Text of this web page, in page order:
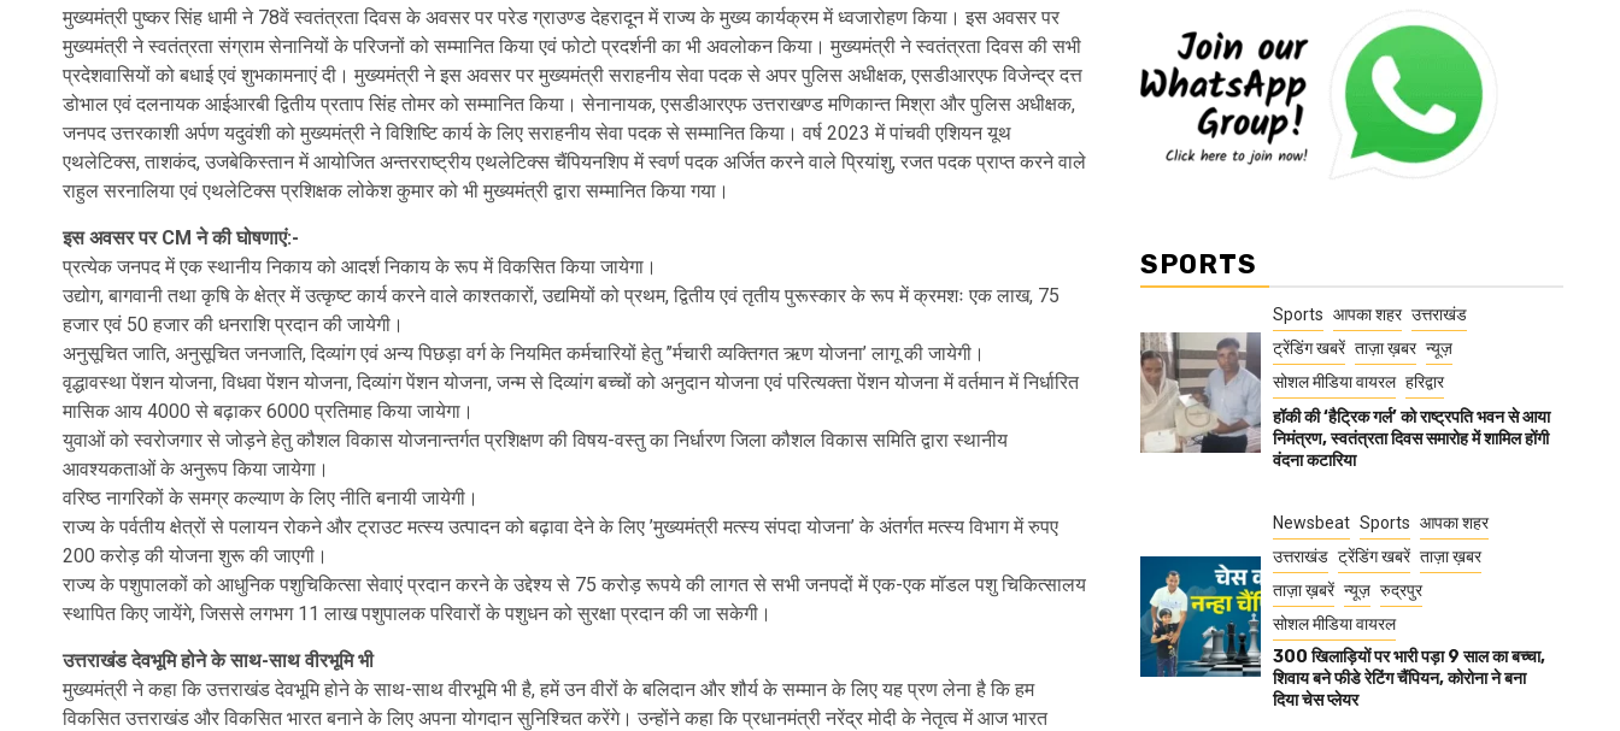
मुख्यमंत्री पुष्कर सिंह धामी ने 78वें स्वतंत्रता दिवस के अवसर पर परेड ग्राउण्ड देहरादून में राज्य के मुख्य कार्यक्रम में ध्वजारोहण किया। इस अवसर पर
मुख्यमंत्री ने स्वतंत्रता संग्राम सेनानियों के परिजनों को सम्मानित किया एवं फोटो प्रदर्शनी का भी अवलोकन किया। मुख्यमंत्री ने स्वतंत्रता दिवस की सभी
प्रदेशवासियों को बधाई एवं शुभकामनाएं दी। मुख्यमंत्री ने इस अवसर पर मुख्यमंत्री सराहनीय सेवा पदक से अपर पुलिस अधीक्षक, एसडीआरएफ विजेन्द्र दत्त
डोभाल एवं दलनायक आईआरबी द्वितीय प्रताप सिंह तोमर को सम्मानित किया। सेनानायक, एसडीआरएफ उत्तराखण्ड मणिकान्त मिश्रा और पुलिस अधीक्षक,
जनपद उत्तरकाशी अर्पण यदुवंशी को मुख्यमंत्री ने विशिष्टि कार्य के लिए सराहनीय सेवा पदक से सम्मानित किया। वर्ष 2023 में पांचवी एशियन यूथ
एथलेटिक्स, ताशकंद, उजबेकिस्तान में आयोजित अन्तरराष्ट्रीय एथलेटिक्स चैंपियनशिप में स्वर्ण पदक अर्जित करने वाले प्रियांशु, रजत पदक प्राप्त करने वाले
राहुल सरनालिया एवं एथलेटिक्स प्रशिक्षक लोकेश कुमार को भी मुख्यमंत्री द्वारा सम्मानित किया गया।
इस अवसर पर CM ने की घोषणाएं:-
प्रत्येक जनपद में एक स्थानीय निकाय को आदर्श निकाय के रूप में विकसित किया जायेगा।
उद्योग, बागवानी तथा कृषि के क्षेत्र में उत्कृष्ट कार्य करने वाले काश्तकारों, उद्यमियों को प्रथम, द्वितीय एवं तृतीय पुरूस्कार के रूप में क्रमशः एक लाख, 75
हजार एवं 50 हजार की धनराशि प्रदान की जायेगी।
अनुसूचित जाति, अनुसूचित जनजाति, दिव्यांग एवं अन्य पिछड़ा वर्ग के नियमित कर्मचारियों हेतु ’’र्मचारी व्यक्तिगत ऋण योजना’ लागू की जायेगी।
वृद्धावस्था पेंशन योजना, विधवा पेंशन योजना, दिव्यांग पेंशन योजना, जन्म से दिव्यांग बच्चों को अनुदान योजना एवं परित्यक्ता पेंशन योजना में वर्तमान में निर्धारित
मासिक आय 4000 से बढ़ाकर 6000 प्रतिमाह किया जायेगा।
युवाओं को स्वरोजगार से जोड़ने हेतु कौशल विकास योजनान्तर्गत प्रशिक्षण की विषय-वस्तु का निर्धारण जिला कौशल विकास समिति द्वारा स्थानीय
आवश्यकताओं के अनुरूप किया जायेगा।
वरिष्ठ नागरिकों के समग्र कल्याण के लिए नीति बनायी जायेगी।
राज्य के पर्वतीय क्षेत्रों से पलायन रोकने और ट्राउट मत्स्य उत्पादन को बढ़ावा देने के लिए ’मुख्यमंत्री मत्स्य संपदा योजना’ के अंतर्गत मत्स्य विभाग में रुपए
200 करोड़ की योजना शुरू की जाएगी।
राज्य के पशुपालकों को आधुनिक पशुचिकित्सा सेवाएं प्रदान करने के उद्देश्य से 75 करोड़ रूपये की लागत से सभी जनपदों में एक-एक मॉडल पशु चिकित्सालय
स्थापित किए जायेंगे, जिससे लगभग 11 लाख पशुपालक परिवारों के पशुधन को सुरक्षा प्रदान की जा सकेगी।
उत्तराखंड देवभूमि होने के साथ-साथ वीरभूमि भी
मुख्यमंत्री ने कहा कि उत्तराखंड देवभूमि होने के साथ-साथ वीरभूमि भी है, हमें उन वीरों के बलिदान और शौर्य के सम्मान के लिए यह प्रण लेना है कि हम
विकसित उत्तराखंड और विकसित भारत बनाने के लिए अपना योगदान सुनिश्चित करेंगे। उन्होंने कहा कि प्रधानमंत्री नरेंद्र मोदी के नेतृत्व में आज भारत
SPORTS
Sports आपका शहर उत्तराखंड
ट्रेंडिंग खबरें ताज़ा ख़बर न्यूज़
सोशल मीडिया वायरल हरिद्वार
हॉकी की ‘हैट्रिक गर्ल’ को राष्ट्रपति भवन से आया
निमंत्रण, स्वतंत्रता दिवस समारोह में शामिल होंगी
वंदना कटारिया
Newsbeat Sports आपका शहर
उत्तराखंड ट्रेंडिंग खबरें ताज़ा ख़बर
ताज़ा ख़बरें न्यूज़ रुद्रपुर
सोशल मीडिया वायरल
300 खिलाड़ियों पर भारी पड़ा 9 साल का बच्चा,
शिवाय बने फीडे रेटिंग चैंपियन, कोरोना ने बना
दिया चेस प्लेयर